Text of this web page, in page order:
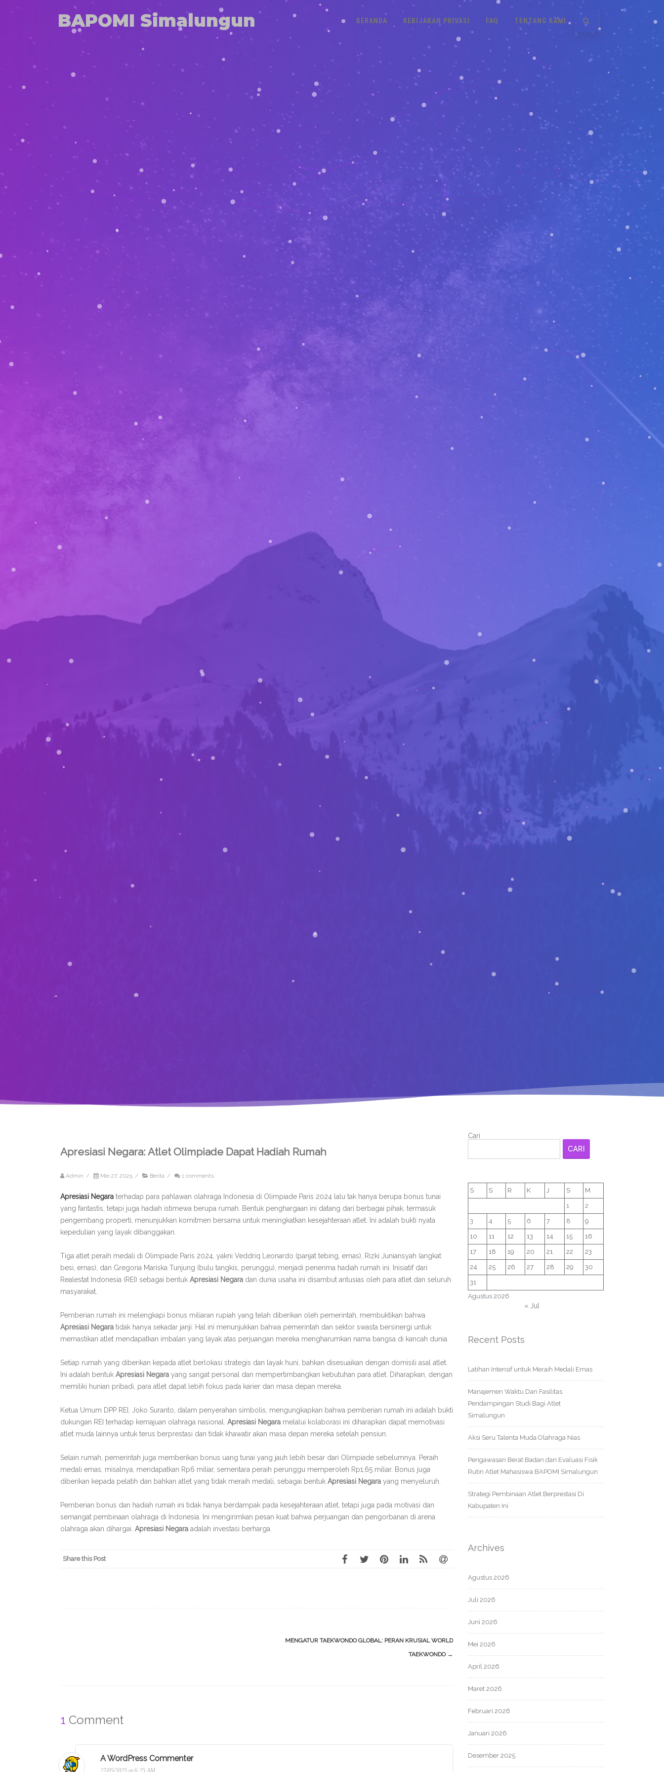
BAPOMI Simalungun BERANDA KEBIJAKAN PRIVASI FAQ TENTANG KAMI
Apresiasi Negara: Atlet Olimpiade Dapat Hadiah Rumah
Admin / Mei 27, 2025 / Berita / 1 comments
Apresiasi Negara terhadap para pahlawan olahraga Indonesia di Olimpiade Paris 2024 lalu tak hanya berupa bonus tunai
yang fantastis, tetapi juga hadiah istimewa berupa rumah. Bentuk penghargaan ini datang dari berbagai pihak, termasuk
pengembang properti, menunjukkan komitmen bersama untuk meningkatkan kesejahteraan atlet. Ini adalah bukti nyata
kepedulian yang layak dibanggakan.
Tiga atlet peraih medali di Olimpiade Paris 2024, yakni Veddriq Leonardo (panjat tebing, emas), Rizki Juniansyah (angkat
besi, emas), dan Gregoria Mariska Tunjung (bulu tangkis, perunggu), menjadi penerima hadiah rumah ini. Inisiatif dari
Realestat Indonesia (REI) sebagai bentuk Apresiasi Negara dan dunia usaha ini disambut antusias oleh para atlet dan seluruh
masyarakat.
Pemberian rumah ini melengkapi bonus miliaran rupiah yang telah diberikan oleh pemerintah, membuktikan bahwa
Apresiasi Negara tidak hanya sekadar janji. Hal ini menunjukkan bahwa pemerintah dan sektor swasta bersinergi untuk
memastikan atlet mendapatkan imbalan yang layak atas perjuangan mereka mengharumkan nama bangsa di kancah dunia.
Setiap rumah yang diberikan kepada atlet berlokasi strategis dan layak huni, bahkan disesuaikan dengan domisili asal atlet.
Ini adalah bentuk Apresiasi Negara yang sangat personal dan mempertimbangkan kebutuhan para atlet. Diharapkan, dengan
memiliki hunian pribadi, para atlet dapat lebih fokus pada karier dan masa depan mereka.
Ketua Umum DPP REI, Joko Suranto, dalam penyerahan simbolis, mengungkapkan bahwa pemberian rumah ini adalah bukti
dukungan REI terhadap kemajuan olahraga nasional. Apresiasi Negara melalui kolaborasi ini diharapkan dapat memotivasi
atlet muda lainnya untuk terus berprestasi dan tidak khawatir akan masa depan mereka setelah pensiun.
Selain rumah, pemerintah juga memberikan bonus uang tunai yang jauh lebih besar dari Olimpiade sebelumnya. Peraih
medali emas, misalnya, mendapatkan Rp6 miliar, sementara peraih perunggu memperoleh Rp1,65 miliar. Bonus juga
diberikan kepada pelatih dan bahkan atlet yang tidak meraih medali, sebagai bentuk Apresiasi Negara yang menyeluruh.
Pemberian bonus dan hadiah rumah ini tidak hanya berdampak pada kesejahteraan atlet, tetapi juga pada motivasi dan
semangat pembinaan olahraga di Indonesia. Ini mengirimkan pesan kuat bahwa perjuangan dan pengorbanan di arena
olahraga akan dihargai. Apresiasi Negara adalah investasi berharga.
Share this Post
MENGATUR TAEKWONDO GLOBAL: PERAN KRUSIAL WORLD
TAEKWONDO →
1 Comment
A WordPress Commenter
27/05/2025 at 6:25 AM
Cari
CARI
Agustus 2026
S S R K J S M
1 2
3 4 5 6 7 8 9
10 11 12 13 14 15 16
17 18 19 20 21 22 23
24 25 26 27 28 29 30
31
« Jul
Recent Posts
Latihan Intensif untuk Meraih Medali Emas
Manajemen Waktu Dan Fasilitas
Pendampingan Studi Bagi Atlet
Simalungun
Aksi Seru Talenta Muda Olahraga Nias
Pengawasan Berat Badan dan Evaluasi Fisik
Rutin Atlet Mahasiswa BAPOMI Simalungun
Strategi Pembinaan Atlet Berprestasi Di
Kabupaten Ini
Archives
Agustus 2026
Juli 2026
Juni 2026
Mei 2026
April 2026
Maret 2026
Februari 2026
Januari 2026
Desember 2025